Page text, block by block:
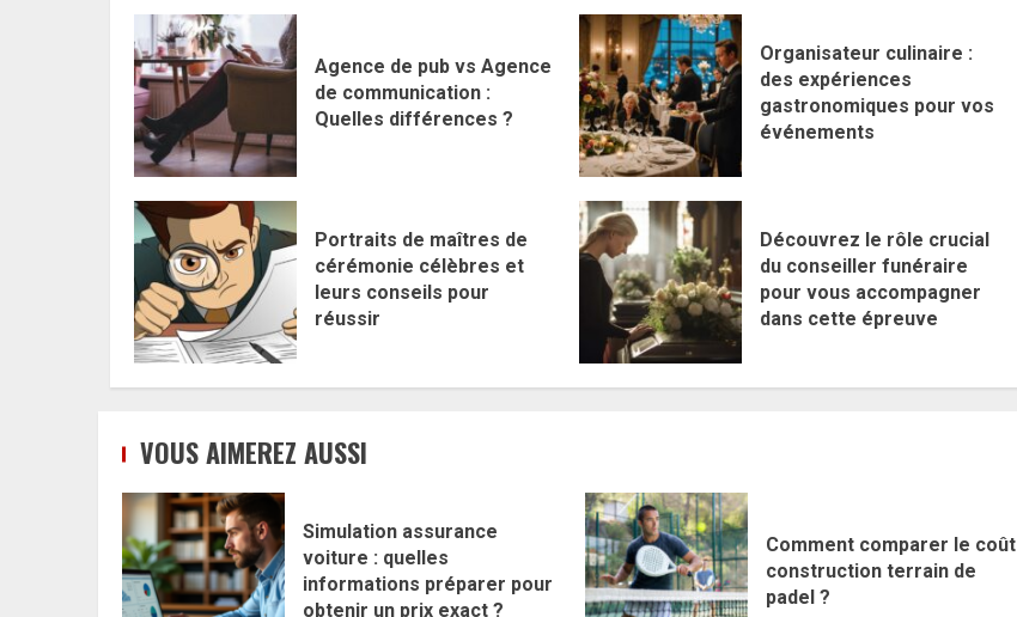
Agence de pub vs Agence
de communication :
Quelles différences ?
Organisateur culinaire :
des expériences
gastronomiques pour vos
événements
Portraits de maîtres de
cérémonie célèbres et
leurs conseils pour
réussir
Découvrez le rôle crucial
du conseiller funéraire
pour vous accompagner
dans cette épreuve
VOUS AIMEREZ AUSSI
Simulation assurance
voiture : quelles
informations préparer pour
obtenir un prix exact ?
Comment comparer le coût
construction terrain de
padel ?